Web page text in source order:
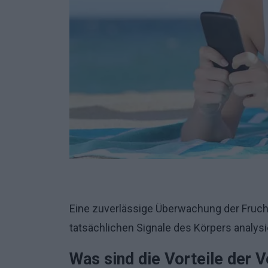
Eine zuverlässige Überwachung der
tatsächlichen Signale des Körpers
Was sind die Vorteile der